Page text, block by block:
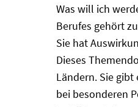
Was will ich
Berufes gehört
Sie hat
Dieses
Ländern. Sie
bei besonderen